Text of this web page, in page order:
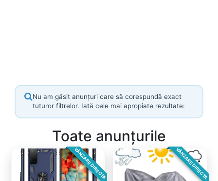
Nu am găsit anunțuri care să corespundă exact
tuturor filtrelor. Iată cele mai apropiate rezultate:
Toate anunțurile
VÂNZARE DIRECTA VÂNZARE DIRECTA